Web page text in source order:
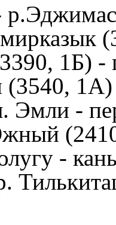
1Б) -
Эмли -
-